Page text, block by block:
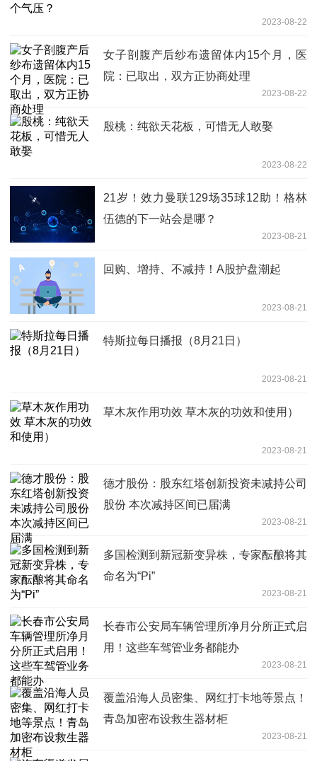
2023-08-22
女子剖腹产后纱布遗留体内15个月，医
院：已取出，双方正协商处理
2023-08-22
殷桃：纯欲天花板，可惜无人敢娶
2023-08-22
21岁！效力曼联129场35球12助！格林
伍德的下一站会是哪？
2023-08-21
回购、增持、不减持！A股护盘潮起
2023-08-21
特斯拉每日播报（8月21日）
2023-08-21
草木灰作用功效 草木灰的功效和使用）
2023-08-21
德才股份：股东红塔创新投资未减持公司
股份 本次减持区间已届满
2023-08-21
多国检测到新冠新变异株，专家酝酿将其
命名为“Pi”
2023-08-21
长春市公安局车辆管理所净月分所正式启
用！这些车驾管业务都能办
2023-08-21
覆盖沿海人员密集、网红打卡地等景点！
青岛加密布设救生器材柜
2023-08-21